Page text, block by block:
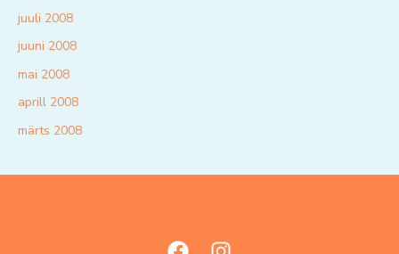
juuli 2008
juuni 2008
mai 2008
aprill 2008
märts 2008